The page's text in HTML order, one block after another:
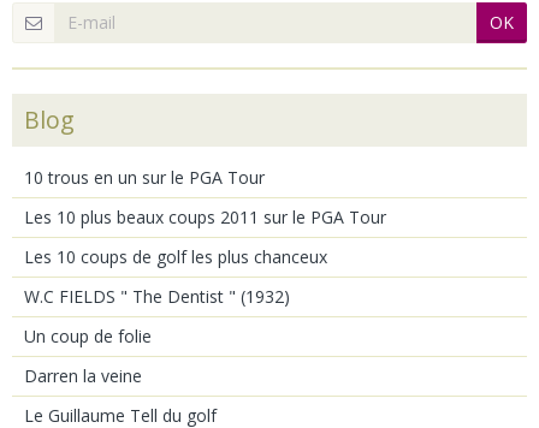
OK
Blog
10 trous en un sur le PGA Tour
Les 10 plus beaux coups 2011 sur le PGA Tour
Les 10 coups de golf les plus chanceux
W.C FIELDS " The Dentist " (1932)
Un coup de folie
Darren la veine
Le Guillaume Tell du golf